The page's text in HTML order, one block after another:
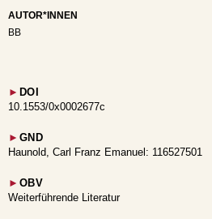
AUTOR*INNEN
BB
► DOI
10.1553/0x0002677c
► GND
Haunold, Carl Franz Emanuel: 116527501
► OBV
Weiterführende Literatur